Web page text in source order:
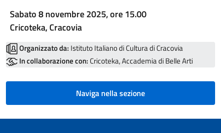
Sabato 8 novembre 2025, ore 15.00
Cricoteka, Cracovia
Organizzato da: Istituto Italiano di Cultura di Cracovia
In collaborazione con: Cricoteka, Accademia di Belle Arti
Naviga nella sezione